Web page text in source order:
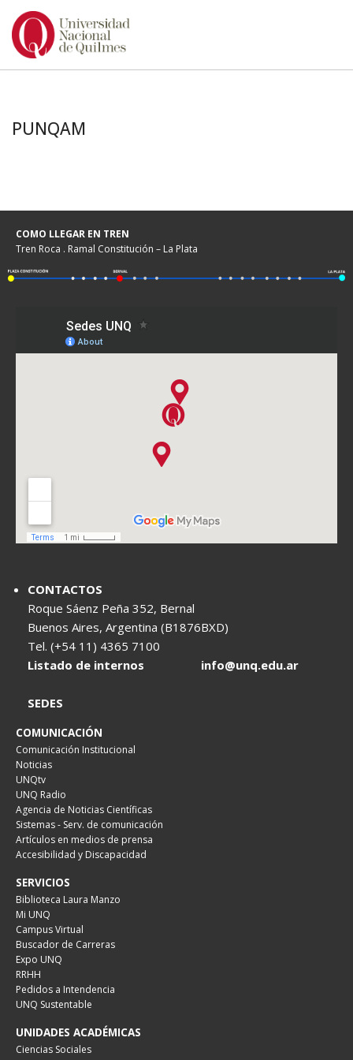
Ir
PUNQAM
COMO LLEGAR EN TREN
Tren Roca . Ramal Constitución – La Plata
CONTACTOS
Roque Sáenz Peña 352, Bernal
Buenos Aires, Argentina (B1876BXD)
Tel. (+54 11) 4365 7100
Listado de internos
info@unq.edu.ar
SEDES
COMUNICACIÓN
Comunicación Institucional
Noticias
UNQtv
UNQ Radio
Agencia de Noticias Científicas
Sistemas - Serv. de comunicación
Artículos en medios de prensa
Accesibilidad y Discapacidad
SERVICIOS
Biblioteca Laura Manzo
Mi UNQ
Campus Virtual
Buscador de Carreras
Expo UNQ
RRHH
Pedidos a Intendencia
UNQ Sustentable
UNIDADES ACADÉMICAS
Ciencias Sociales